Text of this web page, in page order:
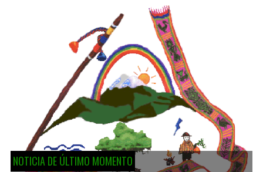
NOTICIA DE ÚLTIMO MOMENTO